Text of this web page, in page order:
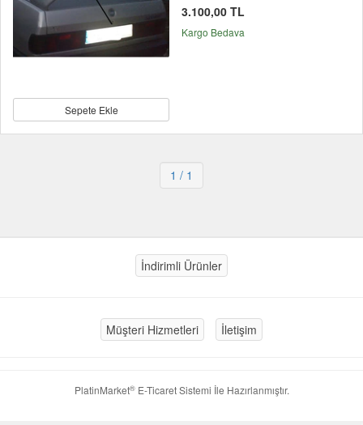
Sepete Ekle
3.100,00 TL
Kargo Bedava
1 / 1
İndirimli Ürünler
Müşteri Hizmetleri İletişim
PlatinMarket®E-Ticaret Sistemi İle Hazırlanmıştır.